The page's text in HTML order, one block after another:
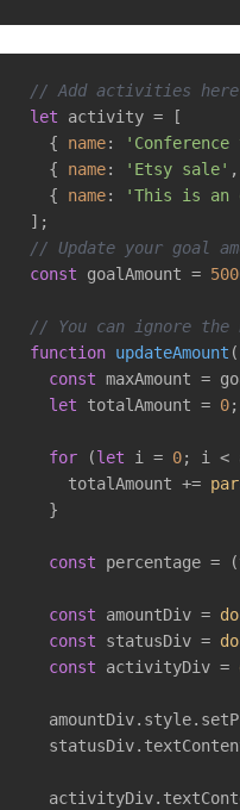
// Add activities here
let activity = [
  {
name:
  {
name: 'Etsy sale' ,
  {
name: 'This is an
// Update your goal
const goalAmount =
// You can ignore the
function updateAmount (
const maxAmount =
let totalAmount = 0;
for (let i = 0; i <
    totalAmount +=
  }
const percentage =
const amountDiv =
const statusDiv =
const activityDiv =